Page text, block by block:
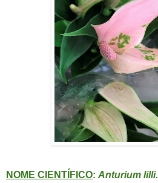
NOME CIENTÍFICO: Anturium lilli.